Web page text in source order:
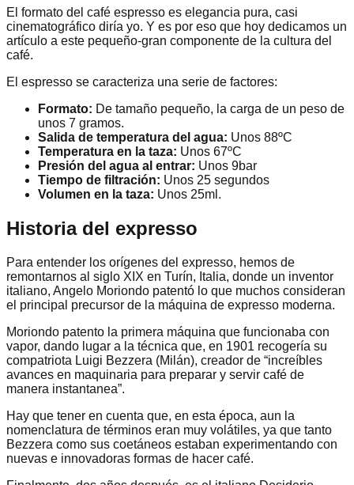
El formato del café espresso es elegancia pura, casi
cinematográfico diría yo. Y es por eso que hoy dedicamos un
artículo a este pequeño-gran componente de la cultura del
café.
El espresso se caracteriza una serie de factores:
Formato: De tamaño pequeño, la carga de un peso de
unos 7 gramos.
Salida de temperatura del agua: Unos 88ºC
Temperatura en la taza: Unos 67ºC
Presión del agua al entrar: Unos 9bar
Tiempo de filtración: Unos 25 segundos
Volumen en la taza: Unos 25ml.
Historia del expresso
Para entender los orígenes del expresso, hemos de
remontarnos al siglo XIX en Turín, Italia, donde un inventor
italiano, Angelo Moriondo patentó lo que muchos consideran
el principal precursor de la máquina de expresso moderna.
Moriondo patento la primera máquina que funcionaba con
vapor, dando lugar a la técnica que, en 1901 recogería su
compatriota Luigi Bezzera (Milán), creador de “increíbles
avances en maquinaria para preparar y servir café de
manera instantanea”.
Hay que tener en cuenta que, en esta época, aun la
nomenclatura de términos eran muy volátiles, ya que tanto
Bezzera como sus coetáneos estaban experimentando con
nuevas e innovadoras formas de hacer café.